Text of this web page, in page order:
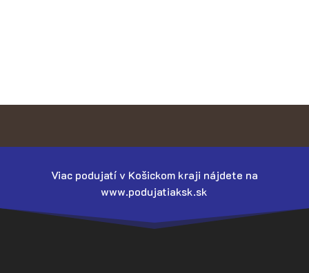
Viac podujatí v Košickom kraji nájdete na
www.podujatiaksk.sk